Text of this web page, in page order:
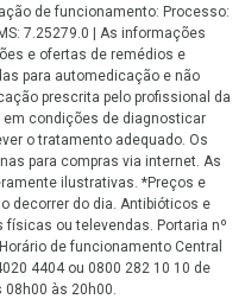
de funcionamento: Processo:
7.25279.0 | As informações
e ofertas de remédios e
para automedicação e não
prescrita pelo profissional da
condições de diagnosticar
o tratamento adequado. Os
para compras via internet. As
ilustrativas. *Preços e
decorrer do dia. Antibióticos e
ou televendas. Portaria nº
de funcionamento Central
4404 ou 0800 282 10 10 de
às 20h00.